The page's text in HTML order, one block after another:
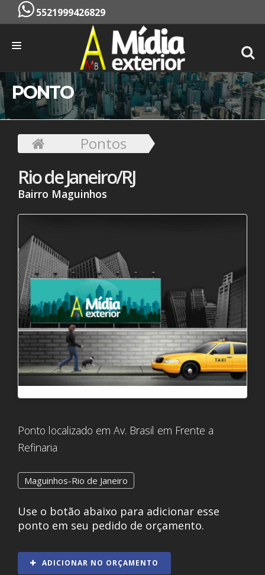
5521999426829
INÍCIO
EMPRESA
PONTOS
CONTATO
PONTO
Pontos
Rio de Janeiro/RJ
Bairro Maguinhos
Ponto localizado em Av. Brasil em Frente a
Refinaria
Maguinhos-Rio de Janeiro
Use o botão abaixo para adicionar esse
ponto em seu pedido de orçamento.
ADICIONAR NO ORÇAMENTO